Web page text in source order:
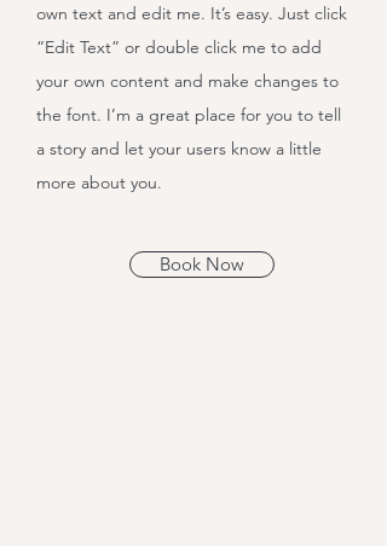
own text and edit me. It’s easy. Just click
“Edit Text” or double click me to add
your own content and make changes to
the font. I’m a great place for you to tell
a story and let your users know a little
more about you.
Book Now